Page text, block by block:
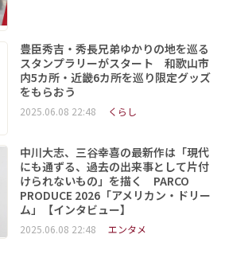
豊臣秀吉・秀長兄弟ゆかりの地を巡る
スタンプラリーがスタート 和歌山市
内5カ所・近畿6カ所を巡り限定グッズ
をもらおう
2025.06.08 22:48 くらし
中川大志、三谷幸喜の最新作は「現代
にも通ずる、過去の出来事として片付
けられないもの」を描く PARCO
PRODUCE 2026「アメリカン・ドリー
ム」【インタビュー】
2025.06.08 22:48 エンタメ